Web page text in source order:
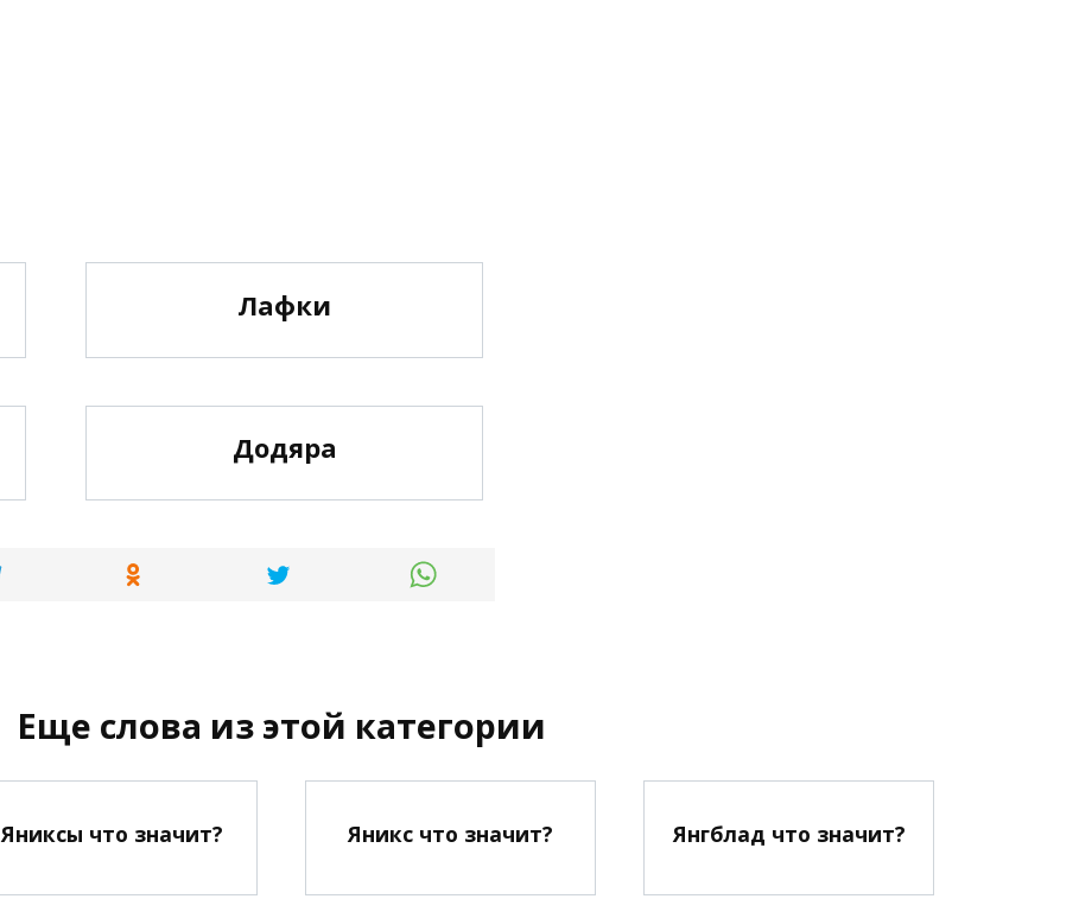
Лафки
Додяра
Еще слова из этой категории
Яниксы что значит? Яникс что значит? Янгблад что значит?